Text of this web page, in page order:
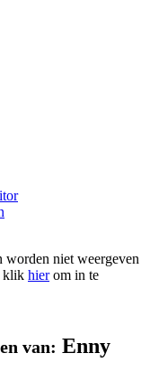
worden niet weergeven
klik hierom in te
van: Enny